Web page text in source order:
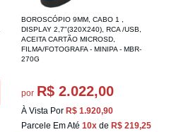
BOROSCÓPIO 9MM, CABO 1 ,
DISPLAY 2,7"(320X240), RCA /USB,
ACEITA CARTÃO MICROSD,
FILMA/FOTOGRAFA - MINIPA - MBR-
270G
por R$ 2.022,00
À Vista Por R$ 1.920,90
Parcele Em Até 10x de R$ 219,25